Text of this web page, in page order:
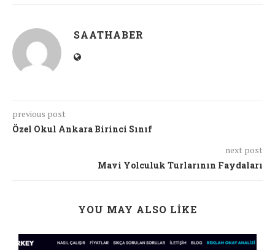
SAATHABER
previous post
Özel Okul Ankara Birinci Sınıf
next post
Mavi Yolculuk Turlarının Faydaları
YOU MAY ALSO LIKE